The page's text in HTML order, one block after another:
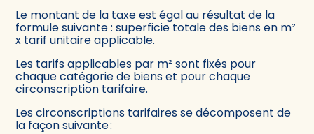
Le montant de la taxe est égal au résultat de la
formule suivante : superficie totale des biens en m²
x tarif unitaire applicable.
Les tarifs applicables par m² sont fixés pour
chaque catégorie de biens et pour chaque
circonscription tarifaire.
Les circonscriptions tarifaires se décomposent de
la façon suivante :